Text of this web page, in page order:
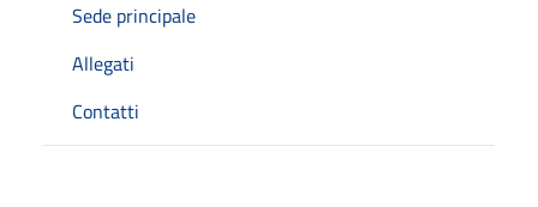
Sede principale
Allegati
Contatti